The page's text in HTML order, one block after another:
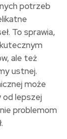
potrzeb
To sprawia,
ale też
ustnej.
może
od lepszej
problemom